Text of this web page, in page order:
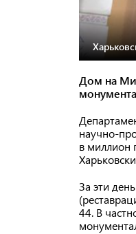
Дом на
научно-
в миллион
За эти
44. В